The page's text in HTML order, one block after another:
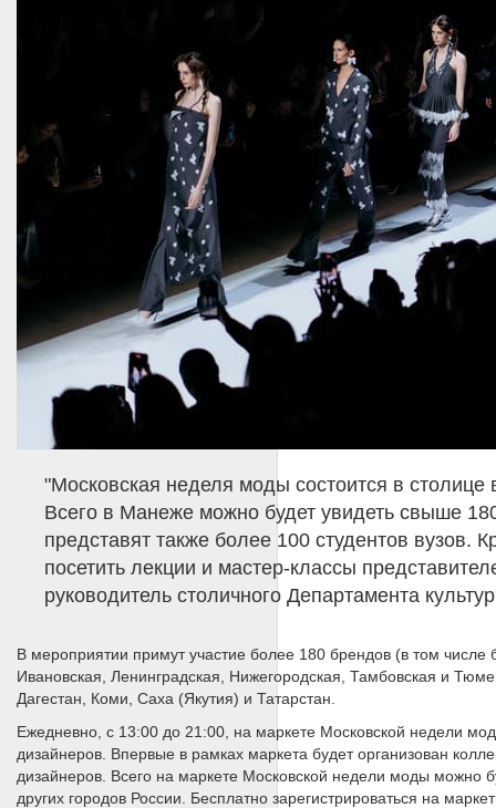
"Московская неделя моды состоится в столице
Всего в Манеже можно будет увидеть свыше
представят также более 100 студентов
посетить лекции и мастер-классы
руководитель столичного Департамента
В мероприятии примут участие более 180 брендов (в том числе
Ивановская, Ленинградская, Нижегородская, Тамбовская и
Дагестан, Коми, Саха (Якутия) и Татарстан.
Ежедневно, с 13:00 до 21:00, на маркете Московской недели
дизайнеров. Впервые в рамках маркета будет организован
дизайнеров. Всего на маркете Московской недели моды можно
других городов России. Бесплатно зарегистрироваться на